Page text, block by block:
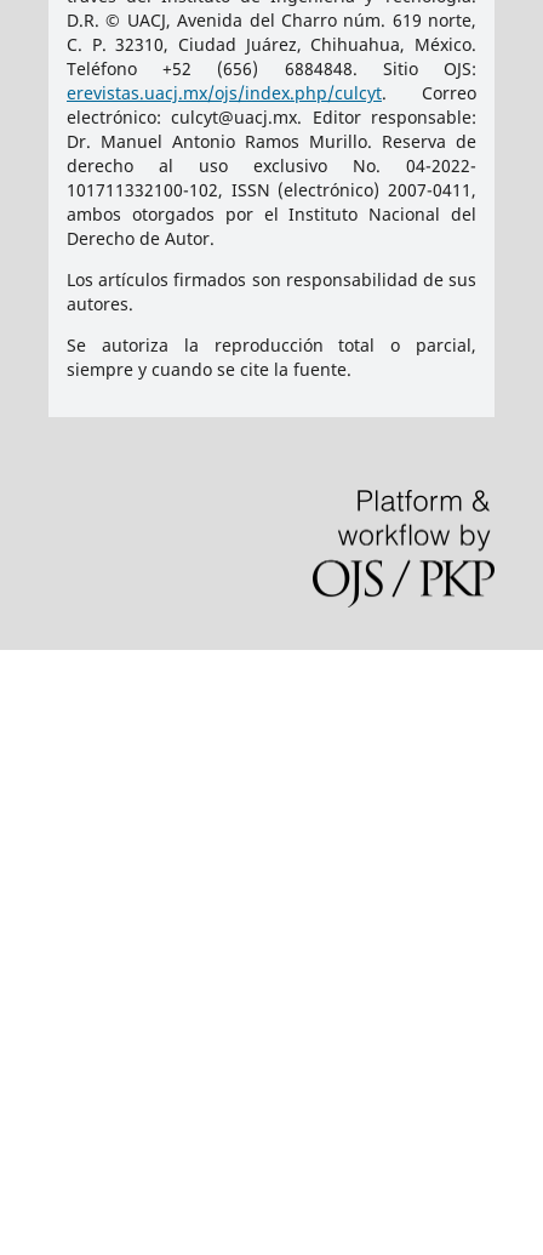
D.R. © UACJ, Avenida del Charro núm. 619 norte,
C. P. 32310, Ciudad Juárez, Chihuahua, México.
Teléfono +52 (656) 6884848. Sitio OJS:
erevistas.uacj.mx/ojs/index.php/culcyt. Correo
electrónico: culcyt@uacj.mx. Editor responsable:
Dr. Manuel Antonio Ramos Murillo. Reserva de
derecho al uso exclusivo No. 04-2022-
101711332100-102, ISSN (electrónico) 2007-0411,
ambos otorgados por el Instituto Nacional del
Derecho de Autor.
Los artículos firmados son responsabilidad de sus
autores.
Se autoriza la reproducción total o parcial,
siempre y cuando se cite la fuente.